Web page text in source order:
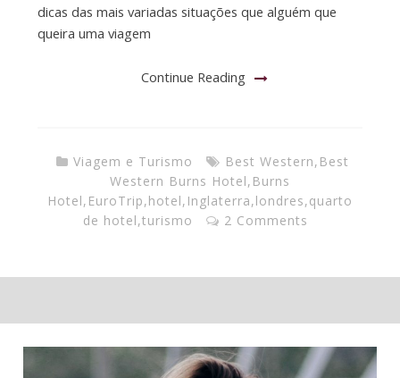
dicas das mais variadas situações que alguém que
queira uma viagem
Continue Reading
Viagem e Turismo Best Western, Best
Western Burns Hotel, Burns
Hotel, EuroTrip,hotel, Inglaterra,londres,quarto
de hotel,turismo 2 Comments